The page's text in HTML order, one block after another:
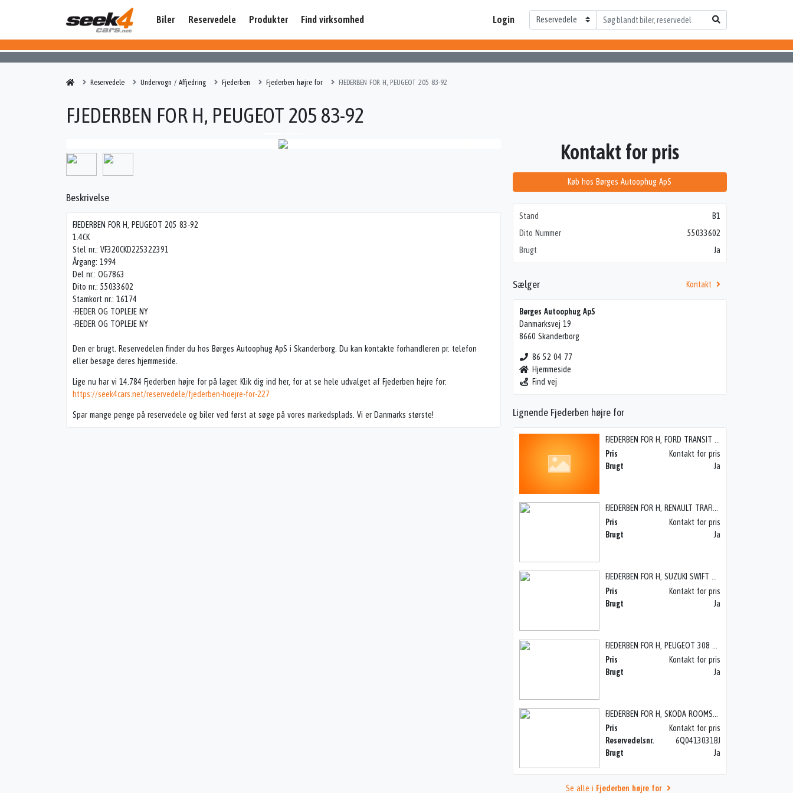
Biler Reservedele Produkter Find virksomhed Login
Reservedele Undervogn / Affjedring Fjederben Fjederben højre for FJEDERBEN FOR H, PEUGEOT 205 83-92
Kontakt for pris
Køb hos Børges Autoophug ApS
Stand
B1
Dito Nummer
55033602
Brugt
Ja
Sælger Kontakt
Børges Autoophug ApS
Danmarksvej 19
8660 Skanderborg
86 52 04 77
Hjemmeside
Find vej
Lignende Fjederben højre for
Pris
Kontakt for pris
Brugt
Ja
Pris
Kontakt for pris
Brugt
Ja
FJEDERBEN FOR H, SUZUKI SWIFT 05-10
Pris
Kontakt for pris
Brugt
Ja
Pris
Kontakt for pris
Brugt
Ja
Pris
Kontakt for pris
Reservedelsnr.
6Q0413031BJ
Brugt
Ja
Se alle i Fjederben højre for
FJEDERBEN FOR H, PEUGEOT 205 83-92
Beskrivelse
FJEDERBEN FOR H, PEUGEOT 205 83-92
1.4CK
Stel nr.: VF320CKD225322391
Årgang: 1994
Del nr.: OG7863
Dito nr.: 55033602
Stamkort nr.: 16174
-FJEDER OG TOPLEJE NY
-FJEDER OG TOPLEJE NY
Den er brugt. Reservedelen finder du hos Børges Autoophug ApS i Skanderborg. Du kan kontakte forhandleren pr. telefon
eller besøge deres hjemmeside.
Lige nu har vi 14.784 Fjederben højre for på lager. Klik dig ind her, for at se hele udvalget af Fjederben højre for:
https://seek4cars.net/reservedele/fjederben-hoejre-for-227
Spar mange penge på reservedele og biler ved først at søge på vores markedsplads. Vi er Danmarks største!